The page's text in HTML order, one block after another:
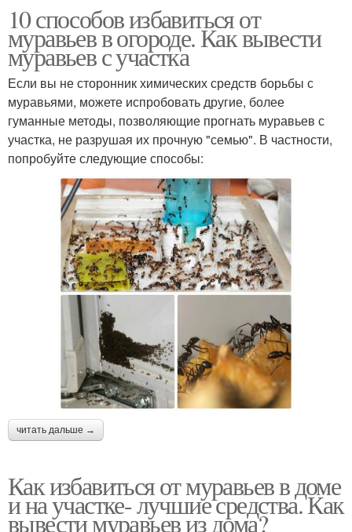
10 способов избавиться от
муравьев в огороде. Как вывести
муравьев с участка
Если вы не сторонник химических средств борьбы с
муравьями, можете испробовать другие, более
гуманные методы, позволяющие прогнать муравьев с
участка, не разрушая их прочную "семью". В частности,
попробуйте следующие способы:
читать дальше →
Как избавиться от муравьев в доме
и на участке- лучшие средства. Как
вывести муравьев из дома?